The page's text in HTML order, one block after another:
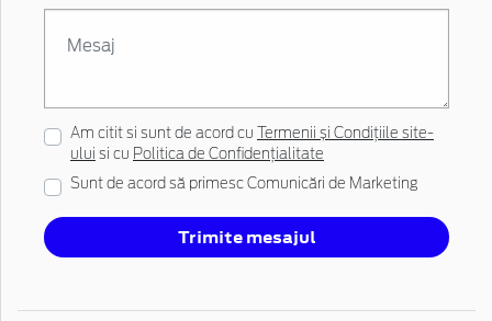
Am citit si sunt de acord cu
Termenii și Condițiile site-
ului si cu Politica de Confidențialitate
Sunt de acord să primesc Comunicări de Marketing
Trimite mesajul